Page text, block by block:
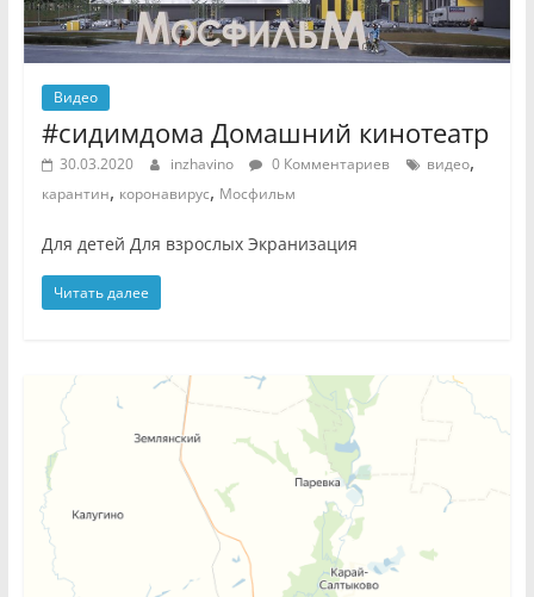
Видео
#cидимдома Домашний кинотеатр
30.03.2020 inzhavino 0 Комментариев видео,
карантин, коронавирус, Мосфильм
Для детей Для взрослых Экранизация
Читать далее